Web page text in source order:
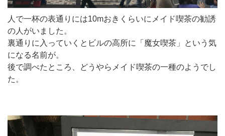
人で一杯の表通りには10mおきくらいにメイド喫茶の勧誘
の人がいました。
裏通りに入っていくとビルの高所に「魔女喫茶」という気
になる名前が。
後で調べたところ、どうやらメイド喫茶の一種のようでし
た。